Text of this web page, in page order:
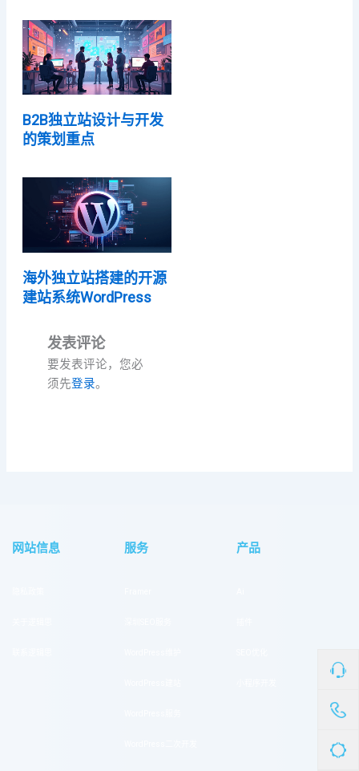
B2B独立站设计与开发
的策划重点
海外独立站搭建的开源
建站系统WordPress
发表评论
要发表评论，您必
须先登录。
网站信息 服务 产品